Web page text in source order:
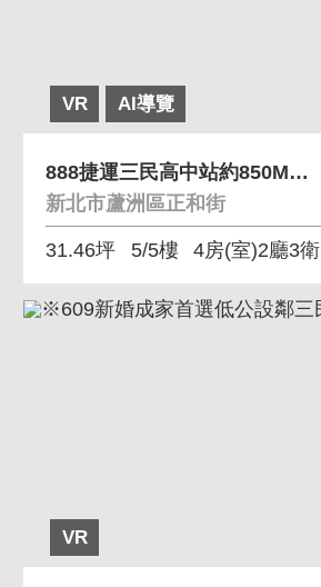
VR AI導覽
888捷運三民高中站約850M公寓鼎加
新北市蘆洲區正和街
31.46坪 5/5樓 4房(室)2廳3衛
VR